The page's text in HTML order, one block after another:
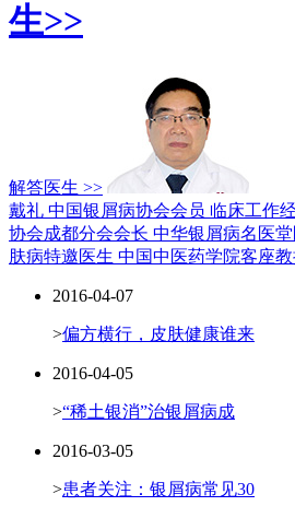
生>>
解答医生 >>
戴礼 中国银屑病协会会员 临床工作
协会成都分会会长 中华银屑病名医
肤病特邀医生 中国中医药学院客座教
2016-04-07
>偏方横行，皮肤健康谁来
2016-04-05
>“稀土银消”治银屑病成
2016-03-05
>患者关注：银屑病常见30